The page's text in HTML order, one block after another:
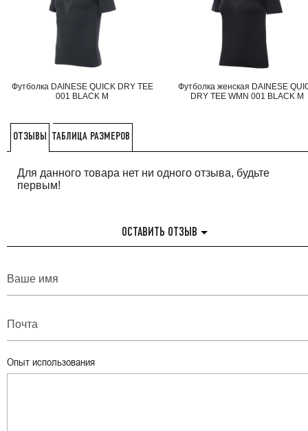
Футболка DAINESE QUICK DRY TEE
001 BLACK M
Футболка женская DAINESE
DRY TEE WMN 001 BLACK M
ОТЗЫВЫ ТАБЛИЦА РАЗМЕРОВ
Для данного товара нет ни одного отзыва, будьте
первым!
ОСТАВИТЬ ОТЗЫВ
Опыт использования